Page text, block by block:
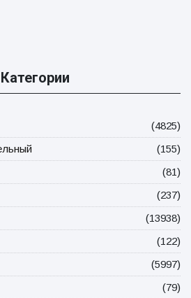
Категории
(4825)
(155)
(81)
(237)
(13938)
(122)
(5997)
(79)